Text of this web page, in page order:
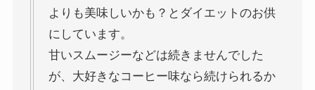
よりも美味しいかも？とダイエットのお供
にしています。
甘いスムージーなどは続きませんでした
が、大好きなコーヒー味なら続けられるか